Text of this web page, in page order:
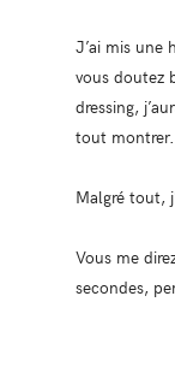
J’ai mis une
vous doutez
dressing,
tout montrer.
Malgré tout,
Vous me
secondes,